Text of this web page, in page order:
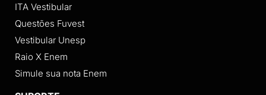
ITA Vestibular
Questões Fuvest
Vestibular Unesp
Raio X Enem
Simule sua nota Enem